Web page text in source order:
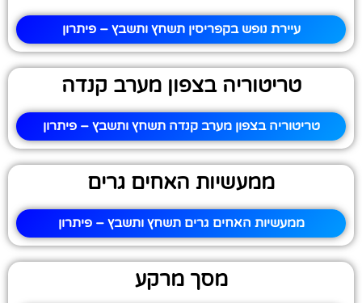
עיירת נופש בקפריסין תשחץ ותשבץ – פיתרון
טריטוריה בצפון מערב קנדה
טריטוריה בצפון מערב קנדה תשחץ ותשבץ – פיתרון
ממעשיות האחים גרים
ממעשיות האחים גרים תשחץ ותשבץ – פיתרון
מסך מרקע